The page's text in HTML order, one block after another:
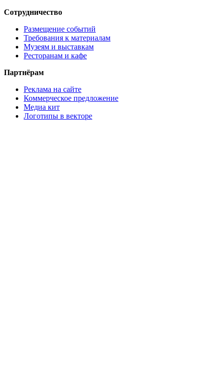
Сотрудничество
Размещение событий
Требования к материалам
Музеям и выставкам
Ресторанам и кафе
Партнёрам
Реклама на сайте
Коммерческое предложение
Медиа кит
Логотипы в векторе